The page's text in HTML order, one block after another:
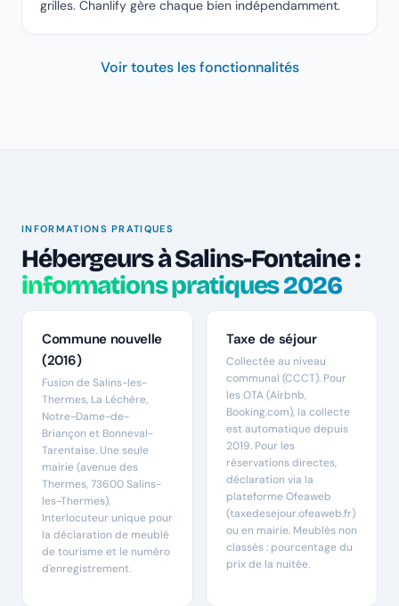
grilles. Chanlify gère chaque bien indépendamment.
Voir toutes les fonctionnalités
INFORMATIONS PRATIQUES
Hébergeurs à Salins-Fontaine :
informations pratiques 2026
Commune nouvelle
(2016)
Fusion de Salins-les-
Thermes, La Léchère,
Notre-Dame-de-
Briançon et Bonneval-
Tarentaise. Une seule
mairie (avenue des
Thermes, 73600 Salins-
les-Thermes).
Interlocuteur unique pour
la déclaration de meublé
de tourisme et le numéro
d'enregistrement.
Taxe de séjour
Collectée au niveau
communal (CCCT). Pour
les OTA (Airbnb,
Booking.com), la collecte
est automatique depuis
2019. Pour les
réservations directes,
déclaration via la
plateforme Ofeaweb
(taxedesejour.ofeaweb.fr)
ou en mairie. Meublés non
classés : pourcentage du
prix de la nuitée.